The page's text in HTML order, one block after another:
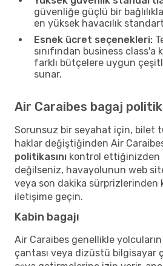
güvenliğe güçlü bir
en yüksek havacılık
Esnek ücret seçenekleri:
sınıfından business class'a
farklı bütçelere uygun
sunar.
Air Caraibes bagaj
Sorunsuz bir seyahat için, bilet
haklar değiştiğinden Air
politikasını kontrol ettiğinizden
değilseniz, havayolunun web
veya son dakika sürprizlerinden
iletişime geçin.
Kabin bagajı
Air Caraibes genellikle
çantası veya dizüstü bilgisayar